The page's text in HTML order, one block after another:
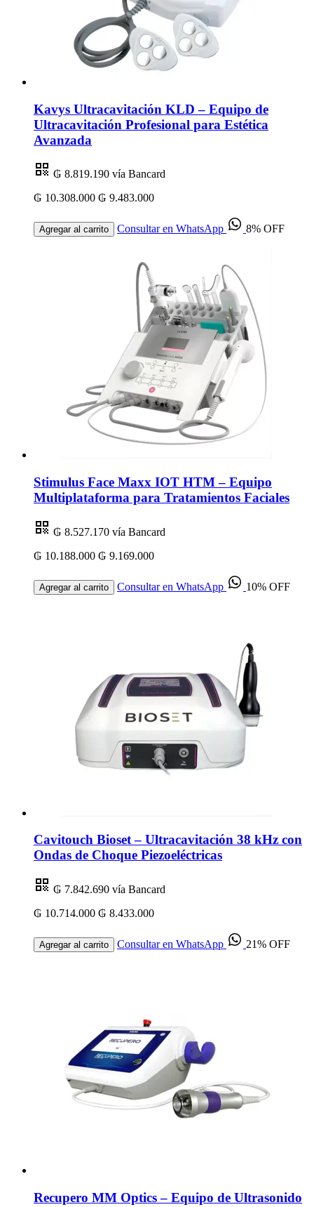
Kavys Ultracavitación KLD – Equipo de
Ultracavitación Profesional para Estética
Avanzada
₲ 8.819.190 vía Bancard
₲ 10.308.000 ₲ 9.483.000
Agregar al carrito Consultar en WhatsApp 8% OFF
Stimulus Face Maxx IOT HTM – Equipo
Multiplataforma para Tratamientos Faciales
₲ 8.527.170 vía Bancard
₲ 10.188.000 ₲ 9.169.000
Agregar al carrito Consultar en WhatsApp 10% OFF
Cavitouch Bioset – Ultracavitación 38 kHz con
Ondas de Choque Piezoeléctricas
₲ 7.842.690 vía Bancard
₲ 10.714.000 ₲ 8.433.000
Agregar al carrito Consultar en WhatsApp 21% OFF
Recupero MM Optics – Equipo de Ultrasonido